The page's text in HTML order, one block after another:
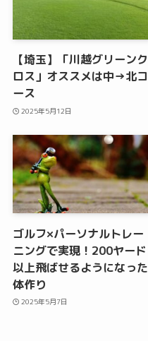
【埼玉】「川越グリーンク
ロス」オススメは中→北コ
ース
2025年5月12日
ゴルフ×パーソナルトレー
ニングで実現！200ヤード
以上飛ばせるようになった
体作り
2025年5月7日